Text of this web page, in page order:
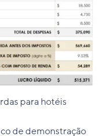
para hotéis
de demonstração